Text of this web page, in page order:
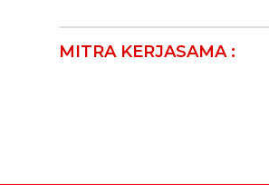
MITRA KERJASAMA :